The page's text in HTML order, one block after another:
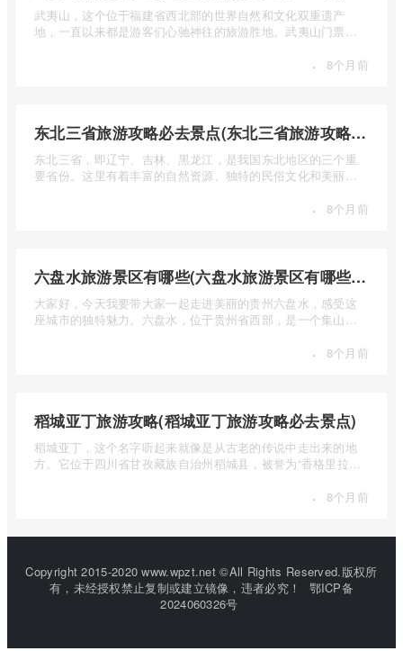
武夷山，这个位于福建省西北部的世界自然和文化双重遗产
地，一直以来都是游客们心驰神往的旅游胜地。武夷山门票多
· 8个月前
东北三省旅游攻略必去景点(东北三省旅游攻略必去景点视频介绍)
东北三省，即辽宁、吉林、黑龙江，是我国东北地区的三个重
要省份。这里有着丰富的自然资源、独特的民俗文化和美丽的
· 8个月前
六盘水旅游景区有哪些(六盘水旅游景区有哪些景点值得去)
大家好，今天我要带大家一起走进美丽的贵州六盘水，感受这
座城市的独特魅力。六盘水，位于贵州省西部，是一个集山水
· 8个月前
稻城亚丁旅游攻略(稻城亚丁旅游攻略必去景点)
稻城亚丁，这个名字听起来就像是从古老的传说中走出来的地
方。它位于四川省甘孜藏族自治州稻城县，被誉为“香格里拉的
· 8个月前
Copyright 2015-2020 www.wpzt.net ©All Rights Reserved.版权所
有，未经授权禁止复制或建立镜像，违者必究！
鄂ICP备
2024060326号